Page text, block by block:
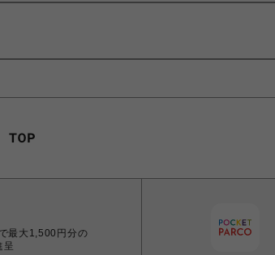
最大1,500円分の
呈